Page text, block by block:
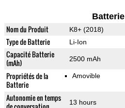
Batterie
Nom du Produit K8+ (2018)
Type de Batterie Li-Ion
Capacité Batterie
(mAh)
2500 mAh
Propriétés de la
Batterie
Amovible
Autonomie en temps
13 hours